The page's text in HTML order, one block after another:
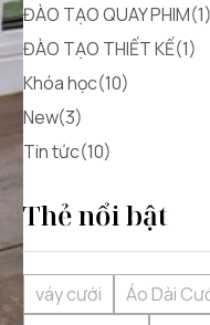
ĐÀO TẠO QUAY PHIM(1)
ĐÀO TẠO THIẾT KẾ(1)
Khóa học(10)
New(3)
Tin tức(10)
Thẻ nổi bật
váy cưới Áo Dài